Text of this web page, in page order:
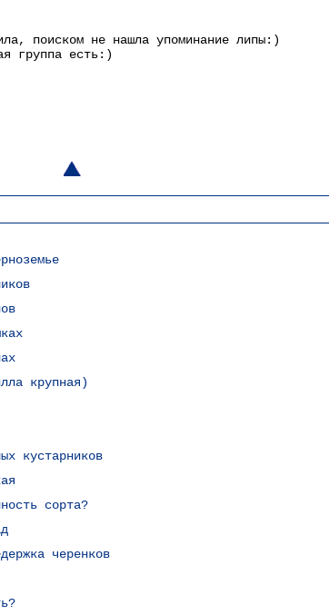
поиском не нашла упоминание липы:)
группа есть:)
крупная)
кустарников
сорта?
черенков